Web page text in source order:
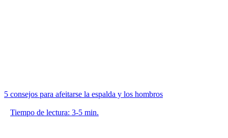
5 consejos para afeitarse la espalda y los hombros
Tiempo de lectura: 3-5 min.